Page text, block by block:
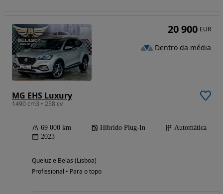
MG EHS Luxury
1490 cm3 • 258 cv
69 000 km Híbrido Plug-In
Automática
2023
Queluz e Belas (Lisboa)
Profissional • Para o topo
20 900 EUR
Dentro da média